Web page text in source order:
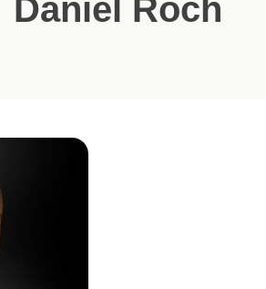
Daniel Roch